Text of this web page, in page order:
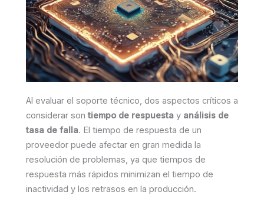
Al evaluar el soporte técnico, dos aspectos críticos a
considerar son tiempo de respuesta y análisis de
tasa de falla. El tiempo de respuesta de un
proveedor puede afectar en gran medida la
resolución de problemas, ya que tiempos de
respuesta más rápidos minimizan el tiempo de
inactividad y los retrasos en la producción.